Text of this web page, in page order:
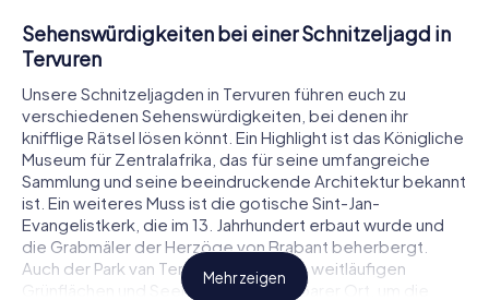
Sehenswürdigkeiten bei einer Schnitzeljagd in
Tervuren
Unsere Schnitzeljagden in Tervuren führen euch zu
verschiedenen Sehenswürdigkeiten, bei denen ihr
knifflige Rätsel lösen könnt. Ein Highlight ist das Königliche
Museum für Zentralafrika, das für seine umfangreiche
Sammlung und seine beeindruckende Architektur bekannt
ist. Ein weiteres Muss ist die gotische Sint-Jan-
Evangelistkerk, die im 13. Jahrhundert erbaut wurde und
die Grabmäler der Herzöge von Brabant beherbergt.
Auch der Park van Tervuren mit seinen weitläufigen
Grünflächen und Seen ist ein wunderbarer Ort, um die
Mehr zeigen